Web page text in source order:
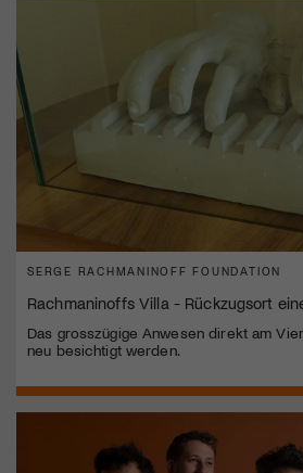
SERGE RACHMANINOFF FOUNDATION
Rachmaninoffs Villa - Rückzugsort
Das grosszügige Anwesen direkt am
neu besichtigt werden.